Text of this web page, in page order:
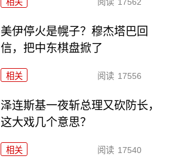
美伊停火是幌子？穆杰塔巴回
信，把中东棋盘掀了
相关 阅读 17556
泽连斯基一夜斩总理又砍防长，
这大戏几个意思？
相关 阅读 17540